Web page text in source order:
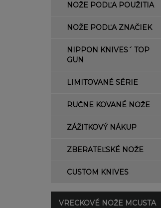
NOŽE PODĽA POUŽITIA
NOŽE PODĽA ZNAČIEK
NIPPON KNIVES´ TOP
GUN
LIMITOVANÉ SÉRIE
RUČNE KOVANÉ NOŽE
ZÁŽITKOVÝ NÁKUP
ZBERATEĽSKÉ NOŽE
CUSTOM KNIVES
VRECKOVÉ NOŽE MCUSTA